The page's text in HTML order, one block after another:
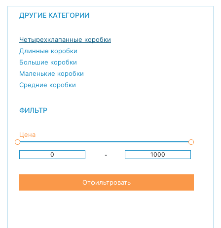
ДРУГИЕ КАТЕГОРИИ
Четырехклапанные коробки
Длинные коробки
Большие коробки
Маленькие коробки
Средние коробки
ФИЛЬТР
Цена
-
Отфильтровать